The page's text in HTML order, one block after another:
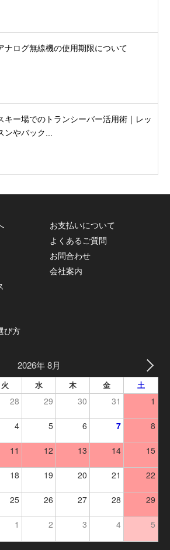
ナログ無線機の使用期限について
キー場でのトランシーバー活用術｜レッ
ンやバック...
お支払いについて
よくあるご質問
お問合わせ
会社案内
び方
2026年 8月
火 水 木 金 土
28 29 30 31 1
4 5 6 7 8
11 12 13 14 15
18 19 20 21 22
25 26 27 28 29
1 2 3 4 5